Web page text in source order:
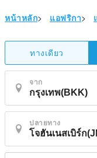
หน้าหลัก> แอฟริกา>
ทางเดียว
จาก
ปลายทาง